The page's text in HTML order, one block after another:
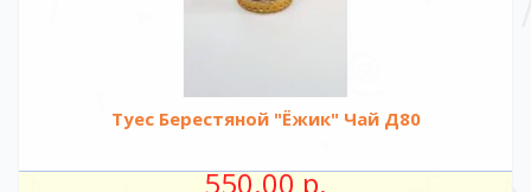
Туес Берестяной "Ёжик" Чай Д80
550.00 р.